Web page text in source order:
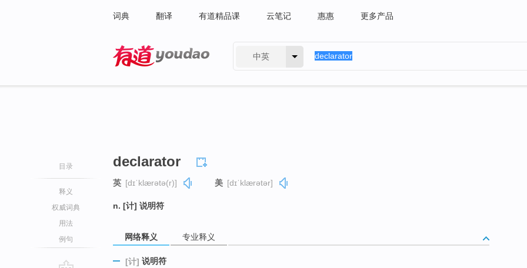
词典 翻译 有道精品课 云笔记 惠惠 更多产品
中英
目录
释义
权威词典
用法
例句
declarator
英 [dɪˈklærətə(r)] 美 [dɪˈklærətər]
n. [计] 说明符
网络释义 专业释义
[计] 说明符